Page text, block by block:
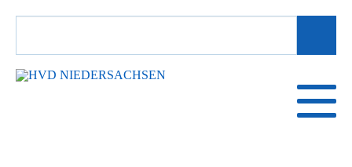
SUCHBEGRIFFE